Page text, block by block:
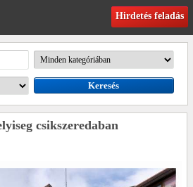
Hirdetés feladás
csikszeredaban